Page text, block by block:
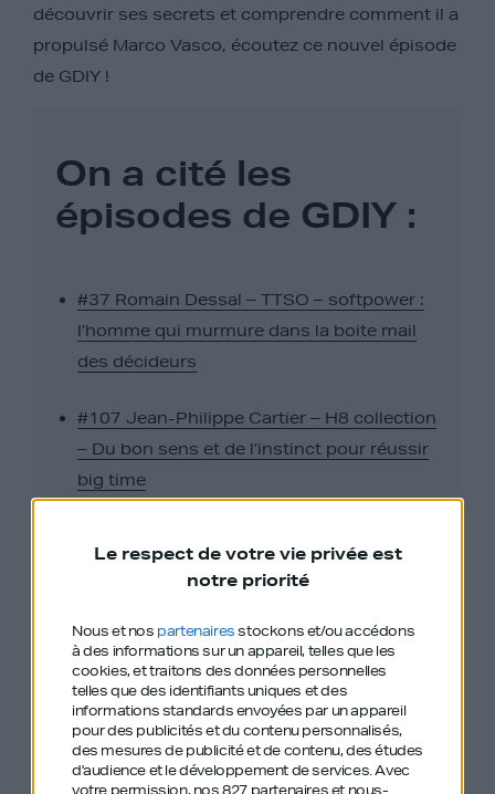
Le respect de votre vie privée est
notre priorité
Nous et nos partenairesstockons et/ou accédons
à des informations sur un appareil, telles que les
cookies, et traitons des données personnelles
telles que des identifiants uniques et des
informations standards envoyées par un appareil
pour des publicités et du contenu personnalisés,
des mesures de publicité et de contenu, des études
d'audience et le développement de services.Avec
découvrir ses secrets et comprendre comment il a
propulsé Marco Vasco, écoutez ce nouvel épisode
de GDIY !
On a cité les
épisodes de GDIY :
#37 Romain Dessal – TTSO – softpower :
l’homme qui murmure dans la boite mail
des décideurs
#107 Jean-Philippe Cartier – H8 collection
– Du bon sens et de l’instinct pour réussir
big time
pour se faire entendre fort
#145 Jonathan Anguelov – Aircall – La
force intérieure. Tout casser alors qu’on
part de rien
#155 Nicolas Chartier – Aramisauto –
Apprendre à être un leader